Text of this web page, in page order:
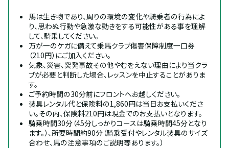
馬は生き物であり、周りの環境の変化や騎乗者の行為によ
り、思わぬ行動や急激な動きをする可能性がある事を理解
して、騎乗してください。
万が一のケガに備えて乗馬クラブ傷害保障制度一口券
（210円）にご加入ください。
気象、災害、突発事故その他やむをえない理由により当クラ
ブが必要と判断した場合、レッスンを中止することがありま
す。
ご予約時間の30分前にフロントへお越しください。
装具レンタル代と保険料の1,860円は当日お支払いくださ
い。その内、保険料210円は現金でのお支払いとなります。
騎乗時間30分（45分しっかりコースは騎乗時間45分となり
ます。）、所要時間約90分（騎乗受付やレンタル装具のサイズ
合わせ、馬の注意事項のご説明等あります。）